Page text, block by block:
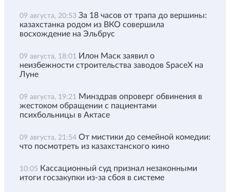
09 августа, 20:53 За 18 часов от трапа до вершины:
казахстанка родом из ВКО совершила
восхождение на Эльбрус
09 августа, 18:01 Илон Маск заявил о
неизбежности строительства заводов SpaceX на
Луне
09 августа, 19:21 Минздрав опроверг обвинения в
жестоком обращении с пациентами
психбольницы в Актасе
09 августа, 21:54 От мистики до семейной комедии:
что посмотреть из казахстанского кино
10:05 Кассационный суд признал незаконными
итоги госзакупки из-за сбоя в системе